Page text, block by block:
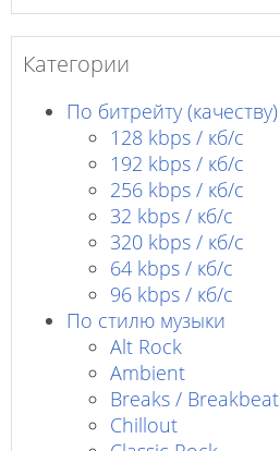
Категории
По битрейту (качеству)
128 kbps / кб/c
192 kbps / кб/c
256 kbps / кб/с
32 kbps / кб/c
320 kbps / кб/с
64 kbps / кб/c
96 kbps / кб/c
По стилю музыки
Alt Rock
Ambient
Breaks / Breakbeat
Chillout